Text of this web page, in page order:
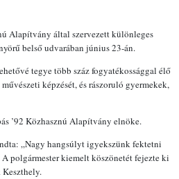
Alapítvány által szervezett különleges
belső udvarában június 23-án.
tegye több száz fogyatékossággal élő
képzését, és rászoruló gyermekek,
’92 Közhasznú Alapítvány elnöke.
„Nagy hangsúlyt igyekszünk fektetni
polgármester kiemelt köszönetét fejezte ki